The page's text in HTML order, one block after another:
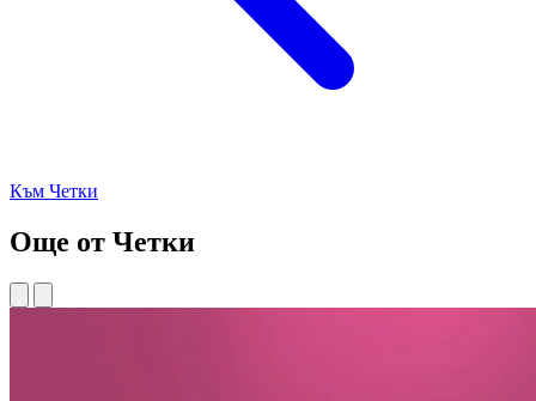
Към Четки
Още от Четки